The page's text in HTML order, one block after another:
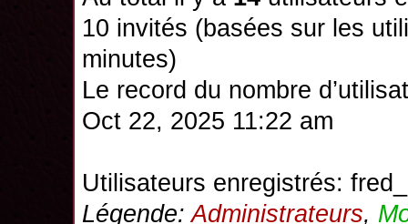
10 invités (basées sur les
minutes)
Le record du nombre
Oct 22, 2025 11:22 am
Utilisateurs enregistrés: fred_
Légende:Administrateurs,